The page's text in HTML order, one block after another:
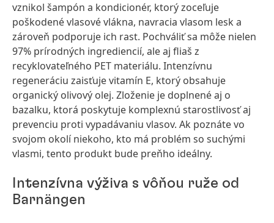
vznikol šampón a kondicionér, ktorý zoceľuje
poškodené vlasové vlákna, navracia vlasom lesk a
zároveň podporuje ich rast. Pochváliť sa môže nielen
97% prírodných ingrediencií, ale aj fliaš z
recyklovateľného PET materiálu. Intenzívnu
regeneráciu zaisťuje vitamín E, ktorý obsahuje
organický olivový olej. Zloženie je doplnené aj o
bazalku, ktorá poskytuje komplexnú starostlivosť aj
prevenciu proti vypadávaniu vlasov. Ak poznáte vo
svojom okolí niekoho, kto má problém so suchými
vlasmi, tento produkt bude preňho ideálny.
Intenzívna výživa s vôňou ruže od
Barnängen